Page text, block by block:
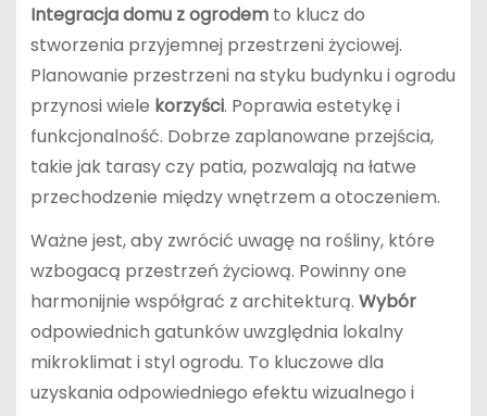
Integracja domu z ogrodemto klucz do
stworzenia przyjemnej przestrzeni życiowej.
Planowanie przestrzeni na styku budynku i ogrodu
przynosi wiele korzyści. Poprawia estetykę i
funkcjonalność. Dobrze zaplanowane przejścia,
takie jak tarasy czy patia, pozwalają na łatwe
przechodzenie między wnętrzem a otoczeniem.
Ważne jest, aby zwrócić uwagę na rośliny, które
wzbogacą przestrzeń życiową. Powinny one
harmonijnie współgrać z architekturą. Wybór
odpowiednich gatunków uwzględnia lokalny
mikroklimat i styl ogrodu. To kluczowe dla
uzyskania odpowiedniego efektu wizualnego i